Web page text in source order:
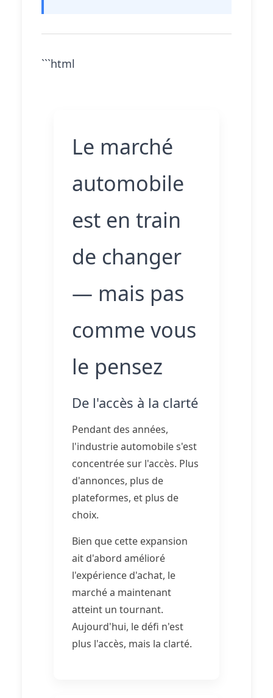
```html
Le marché
automobile
est en train
de changer
— mais pas
comme vous
le pensez
De l'accès à la clarté
Pendant des années,
l'industrie automobile s'est
concentrée sur l'accès. Plus
d'annonces, plus de
plateformes, et plus de
choix.
Bien que cette expansion
ait d'abord amélioré
l'expérience d'achat, le
marché a maintenant
atteint un tournant.
Aujourd'hui, le défi n'est
plus l'accès, mais la clarté.